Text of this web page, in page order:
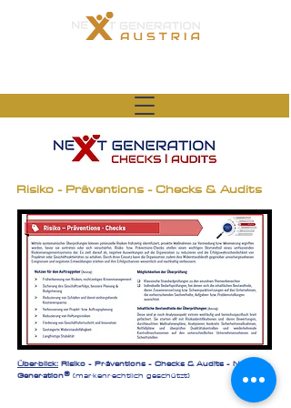
Risiko - Präventions - Checks & Audits
Überblick: Risiko - Präventions - Checks & Audits - Next
Generation® (markenrechtlich geschützt)